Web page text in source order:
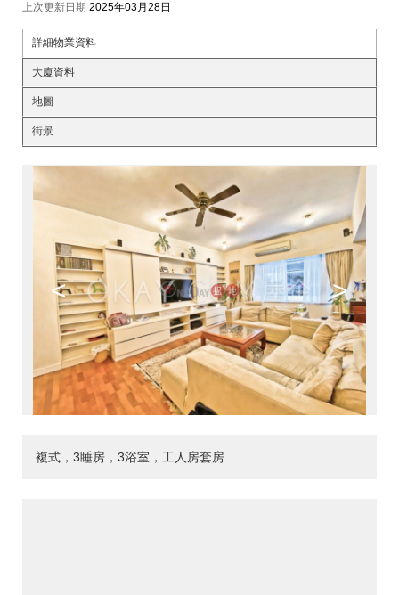
上次更新日期 2025年03月28日
詳細物業資料
大廈資料
地圖
街景
< >
複式，3睡房，3浴室，工人房套房